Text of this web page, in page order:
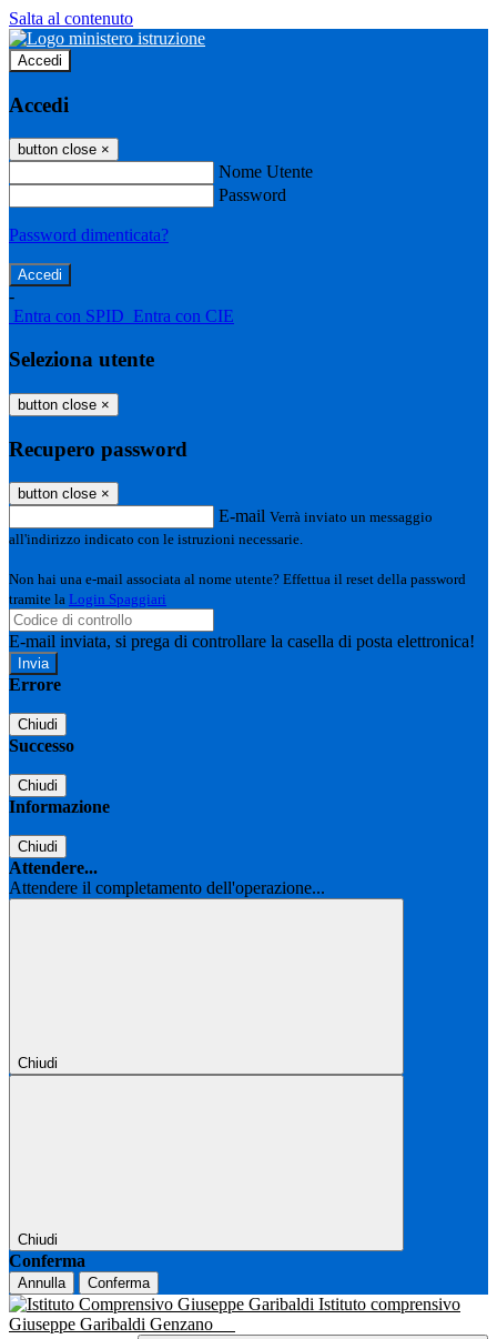
Salta al contenuto
Accedi
Accedi
button close ×
Nome Utente
Password
Password dimenticata?
-
Entra con SPID Entra con CIE
Seleziona utente
button close ×
Recupero password
button close ×
E-mail Verrà inviato un messaggio
all'indirizzo indicato con le istruzioni necessarie.
Non hai una e-mail associata al nome utente? Effettua il reset della password
tramite la Login Spaggiari
E-mail inviata, si prega di controllare la casella di posta elettronica!
Errore
Chiudi
Successo
Chiudi
Informazione
Chiudi
Attendere...
Attendere il completamento dell'operazione...
Chiudi
Chiudi
Conferma
Annulla Conferma
Istituto comprensivo
Giuseppe Garibaldi Genzano